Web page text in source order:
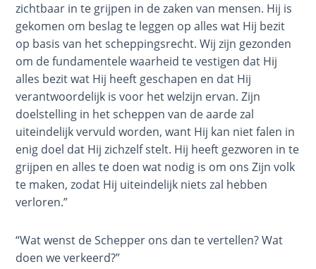
The
Sons
of
God
The Ten
Commandments
The
Purpose
of Law
and
Grace
The
1986
zichtbaar in te grijpen in de zaken van mensen. Hij is
gekomen om beslag te leggen op alles wat Hij bezit
op basis van het scheppingsrecht. Wij zijn gezonden
om de fundamentele waarheid te vestigen dat Hij
alles bezit wat Hij heeft geschapen en dat Hij
verantwoordelijk is voor het welzijn ervan. Zijn
doelstelling in het scheppen van de aarde zal
uiteindelijk vervuld worden, want Hij kan niet falen in
enig doel dat Hij zichzelf stelt. Hij heeft gezworen in te
grijpen en alles te doen wat nodig is om ons Zijn volk
te maken, zodat Hij uiteindelijk niets zal hebben
verloren.”
“Wat wenst de Schepper ons dan te vertellen? Wat
doen we verkeerd?”